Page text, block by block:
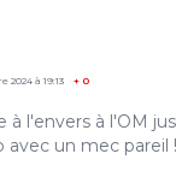
2024 à 19:13 + 0
à l'envers à l'OM
avec un mec pareil !